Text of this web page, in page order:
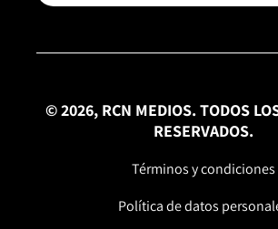
© 2026, RCN MEDIOS. TODOS
RESERVADOS.
Términos y condiciones
Política de datos